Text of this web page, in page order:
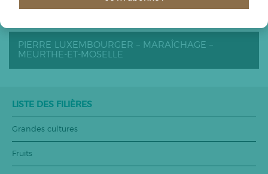
ARMELLE BRIANÇON ET LAURENT HILLAIRET –
MARAÎCHAGE ET PPAM – JURA
PIERRE LUXEMBOURGER – MARAÎCHAGE –
MEURTHE-ET-MOSELLE
LISTE DES FILIÈRES
Grandes cultures
Fruits